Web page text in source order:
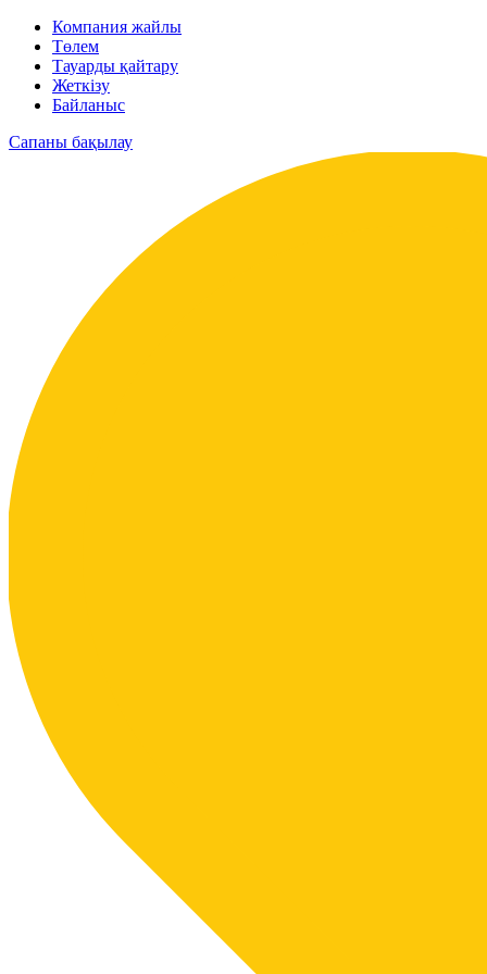
Компания жайлы
Төлем
Тауарды қайтару
Жеткізу
Байланыс
Сапаны бақылау